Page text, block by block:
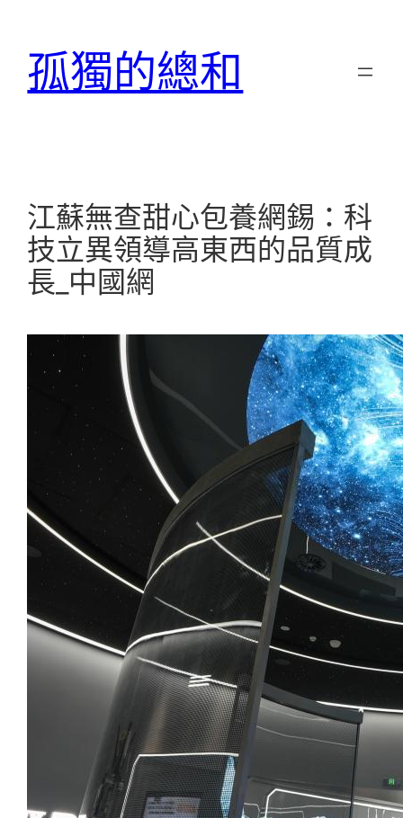
孤獨的總和
江蘇無查甜心包養網錫：科
技立異領導高東西的品質成
長_中國網